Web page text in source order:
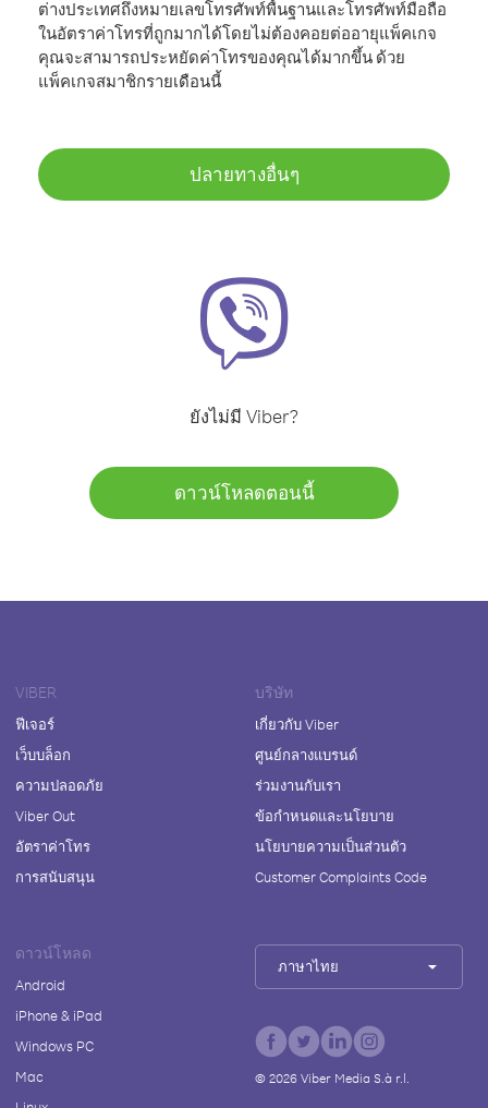
ต่างประเทศถึงหมายเลขโทรศัพท์พื้นฐานและโทรศัพท์มือถือ
ในอัตราค่าโทรที่ถูกมากได้โดยไม่ต้องคอยต่ออายุแพ็คเกจ
คุณจะสามารถประหยัดค่าโทรของคุณได้มากขึ้น ด้วย
แพ็คเกจสมาชิกรายเดือนนี้
ปลายทางอื่นๆ
ยังไม่มี Viber?
ดาวน์โหลดตอนนี้
VIBER
ฟีเจอร์
เว็บบล็อก
ความปลอดภัย
Viber Out
อัตราค่าโทร
การสนับสนุน
บริษัท
เกี่ยวกับ Viber
ศูนย์กลางแบรนด์
ร่วมงานกับเรา
ข้อกำหนดและนโยบาย
นโยบายความเป็นส่วนตัว
Customer Complaints Code
ดาวน์โหลด
Android
iPhone & iPad
Windows PC
Mac
ภาษาไทย
© 2026Viber Media S.à r.l.